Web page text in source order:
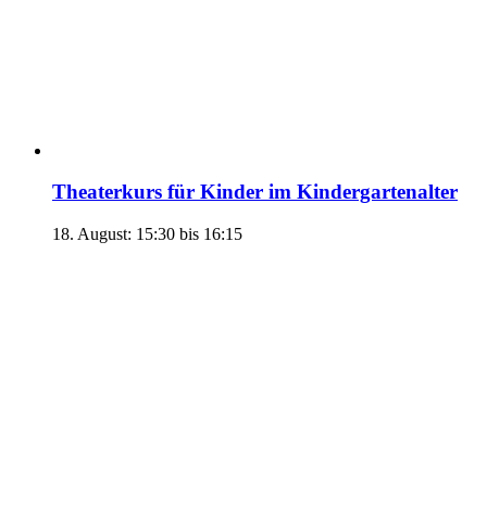
Theaterkurs für Kinder im Kindergartenalter
18. August: 15:30 bis 16:15